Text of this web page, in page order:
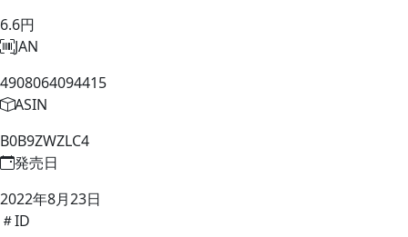
6.6円
JAN
4908064094415
ASIN
B0B9ZWZLC4
発売日
2022年8月23日
ID